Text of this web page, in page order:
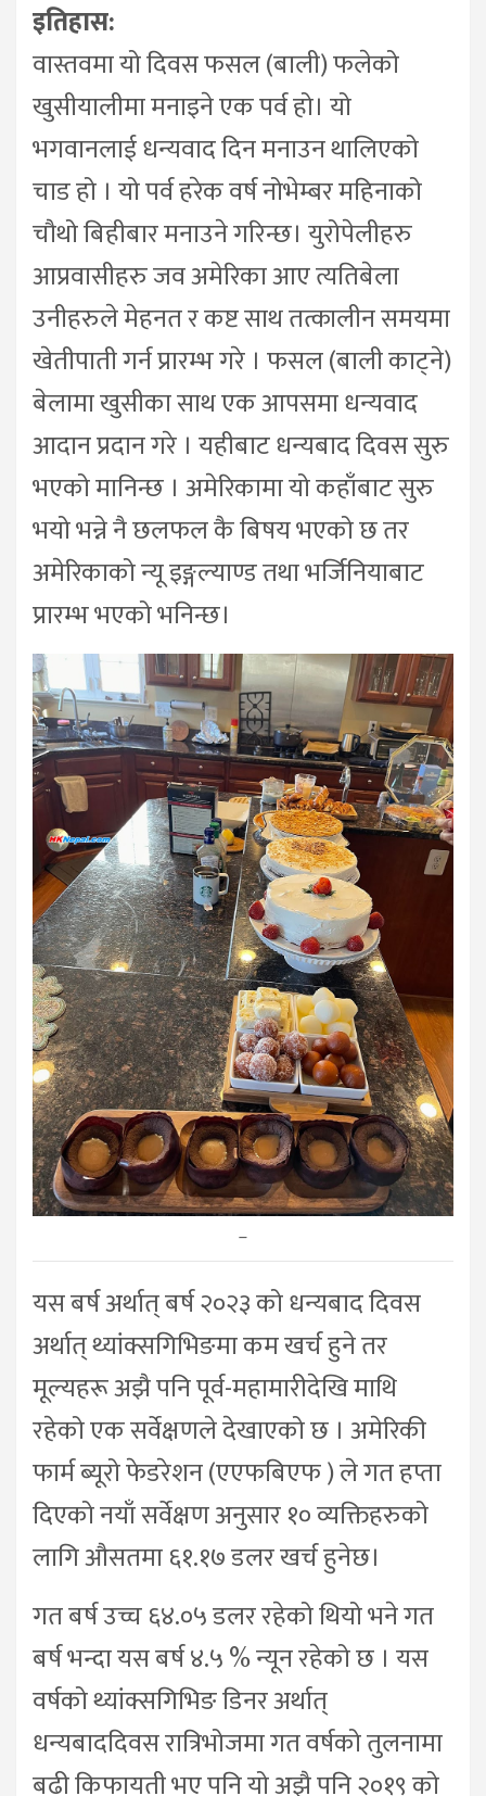
इतिहास:
वास्तवमा यो दिवस फसल (बाली) फलेको
खुसीयालीमा मनाइने एक पर्व हो। यो
भगवानलाई धन्यवाद दिन मनाउन थालिएको
चाड हो । यो पर्व हरेक वर्ष नोभेम्बर महिनाको
चौथो बिहीबार मनाउने गरिन्छ। युरोपेलीहरु
आप्रवासीहरु जव अमेरिका आए त्यतिबेला
उनीहरुले मेहनत र कष्ट साथ तत्कालीन समयमा
खेतीपाती गर्न प्रारम्भ गरे । फसल (बाली काट्ने)
बेलामा खुसीका साथ एक आपसमा धन्यवाद
आदान प्रदान गरे । यहीबाट धन्यबाद दिवस सुरु
भएको मानिन्छ । अमेरिकामा यो कहाँबाट सुरु
भयो भन्ने नै छलफल कै बिषय भएको छ तर
अमेरिकाको न्यू इङ्गल्याण्ड तथा भर्जिनियाबाट
प्रारम्भ भएको भनिन्छ।
–
यस बर्ष अर्थात् बर्ष २०२३ को धन्यबाद दिवस
अर्थात् थ्यांक्सगिभिङमा कम खर्च हुने तर
मूल्यहरू अझै पनि पूर्व-महामारीदेखि माथि
रहेको एक सर्वेक्षणले देखाएको छ । अमेरिकी
फार्म ब्यूरो फेडरेशन (एएफबिएफ ) ले गत हप्ता
दिएको नयाँ सर्वेक्षण अनुसार १० व्यक्तिहरुको
लागि औसतमा ६१.१७ डलर खर्च हुनेछ।
गत बर्ष उच्च ६४.०५ डलर रहेको थियो भने गत
बर्ष भन्दा यस बर्ष ४.५ % न्यून रहेको छ । यस
वर्षको थ्यांक्सगिभिङ डिनर अर्थात्
धन्यबाददिवस रात्रिभोजमा गत वर्षको तुलनामा
बढी किफायती भए पनि यो अझै पनि २०१९ को